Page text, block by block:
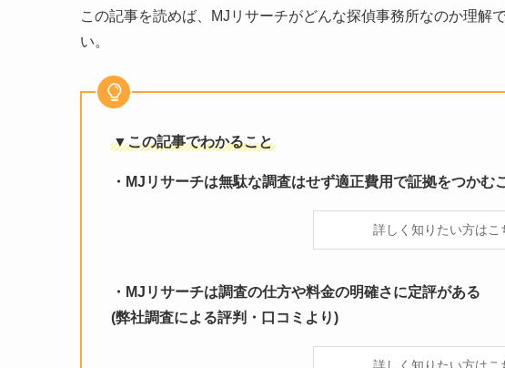
この記事を読めば、MJリサーチがどんな探偵事務所なのか理解
い。
▼この記事でわかること
・MJリサーチは無駄な調査はせず適正費用で証拠をつかむ
詳しく知りたい方はこ
・ MJリサーチは調査の仕方や料金の明確さに定評がある
(弊社調査による評判・口コミより)